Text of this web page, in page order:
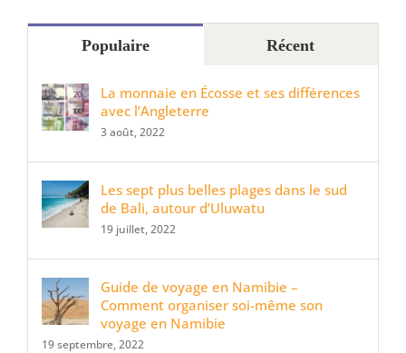
Populaire Récent
La monnaie en Écosse et ses différences
avec l’Angleterre
3 août, 2022
Les sept plus belles plages dans le sud
de Bali, autour d’Uluwatu
19 juillet, 2022
Guide de voyage en Namibie –
Comment organiser soi-même son
voyage en Namibie
19 septembre, 2022